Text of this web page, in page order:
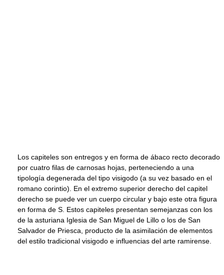
Los capiteles son entregos y en forma de ábaco recto decorado
por cuatro filas de carnosas hojas, perteneciendo a una
tipología degenerada del tipo visigodo (a su vez basado en el
romano corintio). En el extremo superior derecho del capitel
derecho se puede ver un cuerpo circular y bajo este otra figura
en forma de S. Estos capiteles presentan semejanzas con los
de la asturiana Iglesia de San Miguel de Lillo o los de San
Salvador de Priesca, producto de la asimilación de elementos
del estilo tradicional visigodo e influencias del arte ramirense.